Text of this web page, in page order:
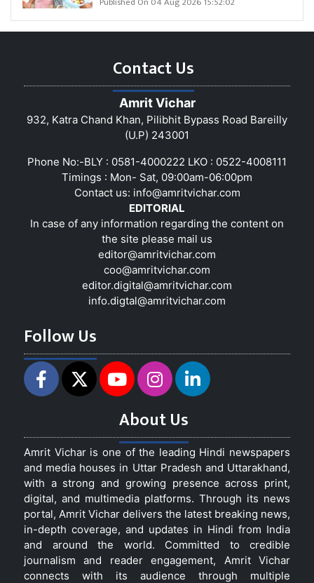
Contact Us
Amrit Vichar
932, Katra Chand Khan, Pilibhit Bypass Road Bareilly
(U.P) 243001
Phone No:-BLY : 0581-4000222 LKO : 0522-4008111
Timings : Mon- Sat, 09:00am-06:00pm
Contact us: info@amritvichar.com
EDITORIAL
In case of any information regarding the content on
the site please mail us
editor@amritvichar.com
coo@amritvichar.com
editor.digital@amritvichar.com
info.digtal@amritvichar.com
Follow Us
About Us
Amrit Vichar is one of the leading Hindi newspapers
and media houses in Uttar Pradesh and Uttarakhand,
with a strong and growing presence across print,
digital, and multimedia platforms. Through its news
portal, Amrit Vichar delivers the latest breaking news,
in-depth coverage, and updates in Hindi from India
and around the world. Committed to credible
journalism and reader engagement, Amrit Vichar
connects with its audience through multiple